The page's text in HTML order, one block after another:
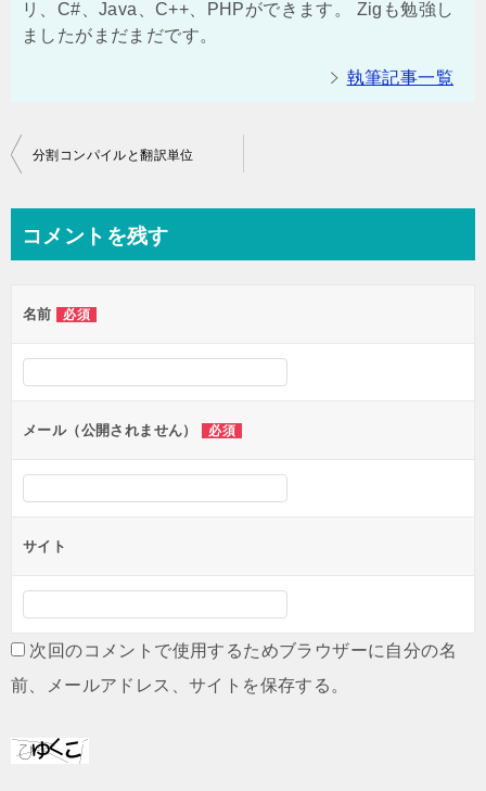
リ、C#、Java、C++、PHPができます。 Zigも勉強し
ましたがまだまだです。
執筆記事一覧
投
ビ
ー
シ
ン
分割コンパイルと翻訳単位
コメントを残す
名前 必須
メール（公開されません） 必須
サイト
次回のコメントで使用するためブラウザーに自分の名
前、メールアドレス、サイトを保存する。